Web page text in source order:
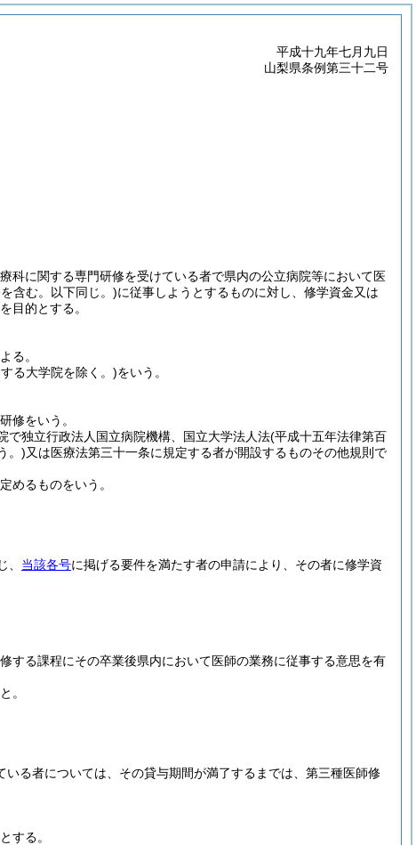
平成十九年七月九日
山梨県条例第三十二号
科に関する専門研修を受けている者で県内の公立病院等において医
含む。以下同じ。)に従事しようとするものに対し、修学資金又は
目的とする。
る。
る大学院を除く。)をいう。
修をいう。
で独立行政法人国立病院機構、国立大学法人法(平成十五年法律第百
。)又は医療法第三十一条に規定する者が開設するものその他規則で
めるものをいう。
、 当該各号に掲げる要件を満たす者の申請により、その者に修学資
する課程にその卒業後県内において医師の業務に従事する意思を有
。
いる者については、その貸与期間が満了するまでは、第三種医師修
する。